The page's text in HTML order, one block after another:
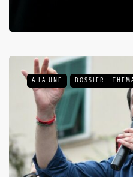
A LA UNE DOSSIER -